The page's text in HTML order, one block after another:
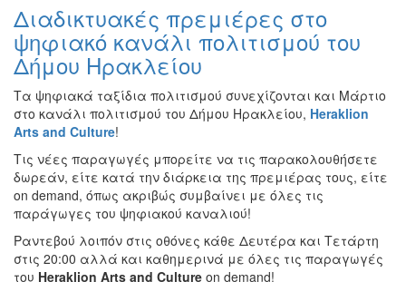
Συνέδρια
Ημερίδες
-
Διημερίδες
Σεμινάρια-
Διαλέξεις-
Ομιλίες
Διάφορες
Εκθέσεις
Εκδηλώσεις
για
Παιδιά
Διαδικτυακές πρεμιέρες στο
ψηφιακό κανάλι πολιτισμού του
Δήμου Ηρακλείου
Τα ψηφιακά ταξίδια πολιτισμού συνεχίζονται και Μάρτιο
στο κανάλι πολιτισμού του Δήμου Ηρακλείου, Heraklion
Arts and Culture!
Τις νέες παραγωγές μπορείτε να τις παρακολουθήσετε
δωρεάν, είτε κατά την διάρκεια της πρεμιέρας τους, είτε
on demand, όπως ακριβώς συμβαίνει με όλες τις
παράγωγες του ψηφιακού καναλιού!
Ραντεβού λοιπόν στις οθόνες κάθε Δευτέρα και Τετάρτη
στις 20:00 αλλά και καθημερινά με όλες τις παραγωγές
του Heraklion Arts and Culture on demand!